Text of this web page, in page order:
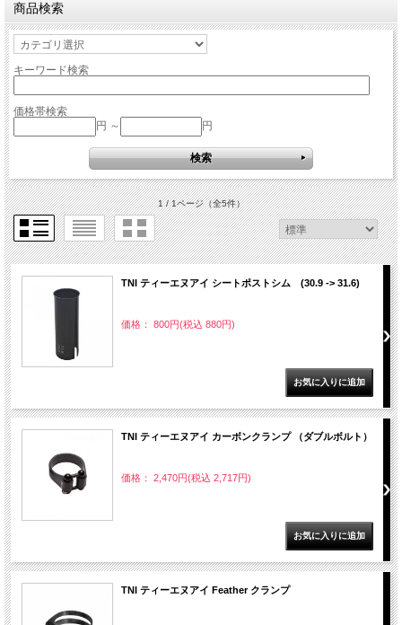
商品検索
キーワード検索
価格帯検索
円 ～
円
1 / 1ページ（全5件）
TNI ティーエヌアイ シートポストシム (30.9 -> 31.6)
価格： 800円(税込 880円)
TNI ティーエヌアイ カーボンクランプ （ダブルボルト）
価格： 2,470円(税込 2,717円)
TNI ティーエヌアイ Feather クランプ